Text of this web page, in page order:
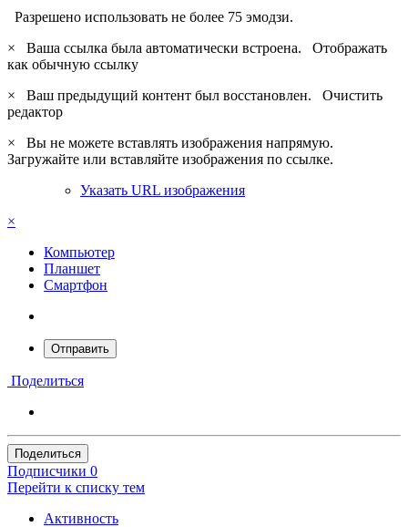
Разрешено использовать не более 75 эмодзи.
×
Ваша ссылка была автоматически встроена. Отображать
как обычную ссылку
×
Ваш предыдущий контент был восстановлен. Очистить
редактор
×
Вы не можете вставлять изображения напрямую.
Загружайте или вставляйте изображения по ссылке.
Указать URL изображения
×
Компьютер
Планшет
Смартфон
Отправить
Поделиться
Поделиться
Подписчики 0
Перейти к списку тем
Активность